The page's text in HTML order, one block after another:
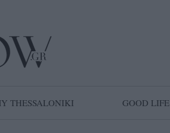
THESSALONIKI GOOD LIFE